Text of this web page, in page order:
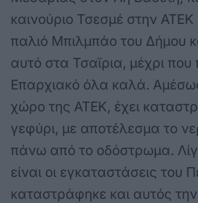
καινούριο Τσεσμέ στην
παλιό Μπιλμπάο του Δήμου
αυτό στα Τσαϊρια, μέχρι που
Επαρχιακό όλα καλά.
χώρο της ΑΤΕΚ, έχει
γεφύρι, με αποτέλεσμα το
πάνω από το οδόστρωμα.
είναι οι εγκαταστάσεις του
καταστράφηκε και αυτός